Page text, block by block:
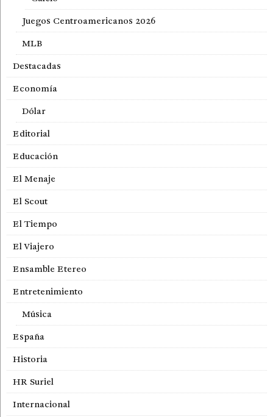
Juegos Centroamericanos 2026
MLB
Destacadas
Economía
Dólar
Editorial
Educación
El Menaje
El Scout
El Tiempo
El Viajero
Ensamble Etereo
Entretenimiento
Música
España
Historia
HR Suriel
Internacional